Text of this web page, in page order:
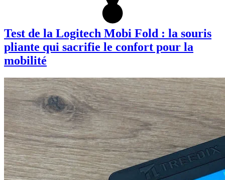
Test de la Logitech Mobi Fold : la souris
pliante qui sacrifie le confort pour la
mobilité